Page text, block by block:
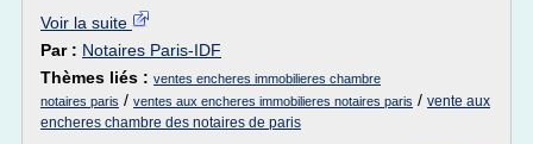
Voir la suite
Par : Notaires Paris-IDF
Thèmes liés : ventes encheres immobilieres chambre
notaires paris / ventes aux encheres immobilieres notaires paris / vente aux
encheres chambre des notaires de paris